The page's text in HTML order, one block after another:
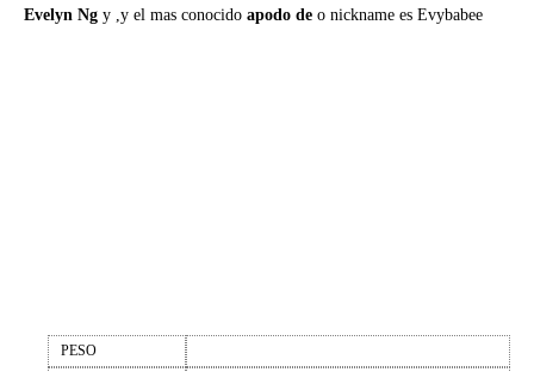
Evelyn Ng y ,y el mas conocido apodo de o nickname es Evybabee
PESO